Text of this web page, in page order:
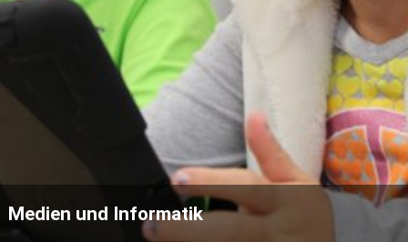
Medien und Informatik